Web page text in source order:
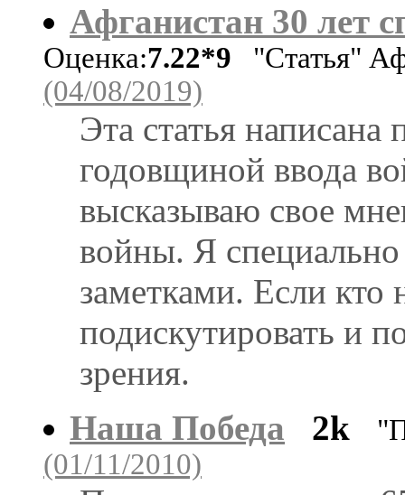
Афганистан 30 лет
Оценка:7.22*9 "Статья"
(04/08/2019)
Эта статья написана
годовщиной ввода
высказываю свое
войны. Я
заметками. Если кто
подискутировать и
зрения.
Наша Победа
2k
(01/11/2010)